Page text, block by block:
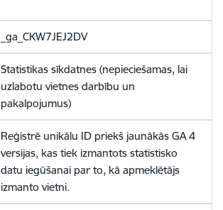
_ga_CKW7JEJ2DV
Statistikas sīkdatnes (nepieciešamas, lai
uzlabotu vietnes darbību un
pakalpojumus)
Reģistrē unikālu ID priekš jaunākās GA 4
versijas, kas tiek izmantots statistisko
datu iegūšanai par to, kā apmeklētājs
izmanto vietni.